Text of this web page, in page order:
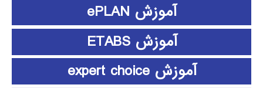
آموزش ePLAN
آموزش ETABS
آموزش expert choice